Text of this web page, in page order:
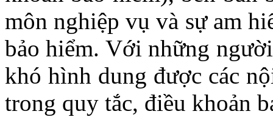
môn nghiệp vụ và sự am
bảo hiểm. Với những
khó hình dung được các
trong quy tắc, điều khoản